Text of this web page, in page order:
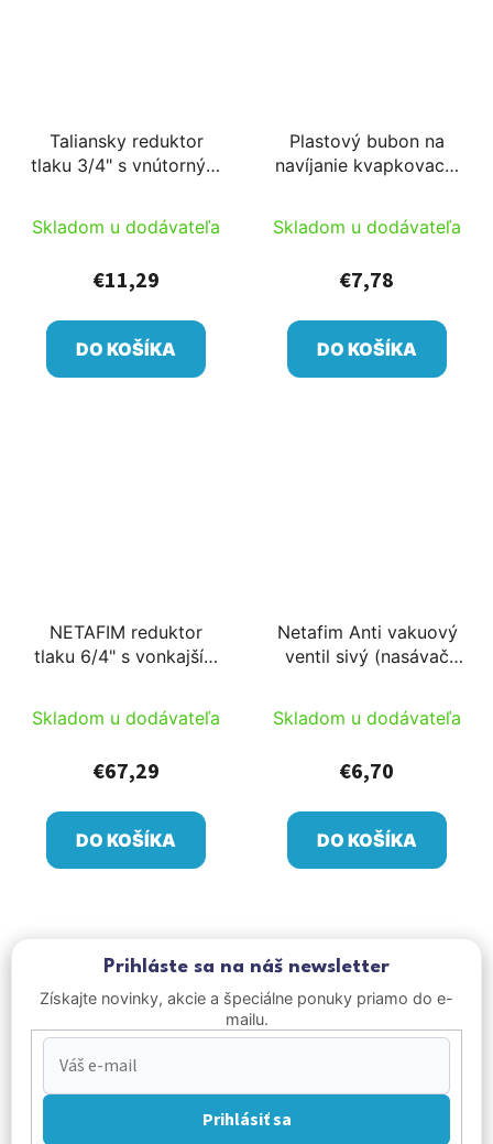
Taliansky reduktor
tlaku 3/4" s vnútorným
Skladom u dodávateľa
€11,29
DO KOŠÍKA
Plastový bubon na
navíjanie kvapkovacej
Skladom u dodávateľa
€7,78
DO KOŠÍKA
NETAFIM reduktor
tlaku 6/4" s vonkajším
Skladom u dodávateľa
€67,29
DO KOŠÍKA
Netafim Anti vakuový
ventil sivý (nasávač
Skladom u dodávateľa
€6,70
DO KOŠÍKA
Prihláste sa na náš newsletter
Získajte novinky, akcie a špeciálne ponuky priamo do e-
mailu.
Prihlásiť sa